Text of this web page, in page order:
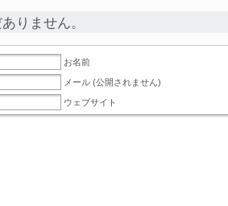
りません。
お名前
メール (公開されません)
ウェブサイト